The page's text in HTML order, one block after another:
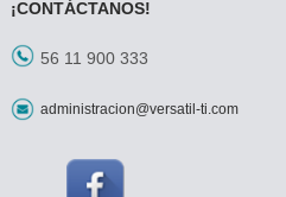
¡CONTÁCTANOS!
56 11 900 333
administracion@versatil-ti.com